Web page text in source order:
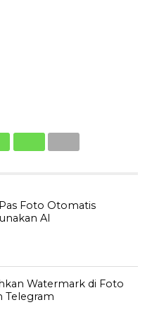
Foto Otomatis
AI
Watermark di Foto
Telegram